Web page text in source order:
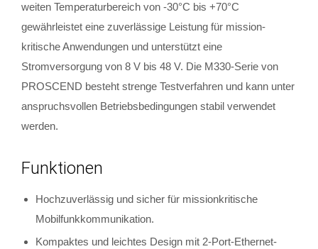
weiten Temperaturbereich von -30°C bis +70°C
gewährleistet eine zuverlässige Leistung für mission-
kritische Anwendungen und unterstützt eine
Stromversorgung von 8 V bis 48 V. Die M330-Serie von
PROSCEND besteht strenge Testverfahren und kann unter
anspruchsvollen Betriebsbedingungen stabil verwendet
werden.
Funktionen
Hochzuverlässig und sicher für missionkritische
Mobilfunkkommunikation.
Kompaktes und leichtes Design mit 2-Port-Ethernet-